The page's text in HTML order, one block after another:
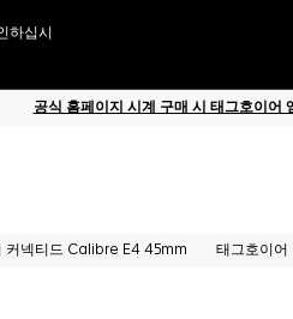
하십시
공식 홈페이지 시계 구매 시 태그호이어